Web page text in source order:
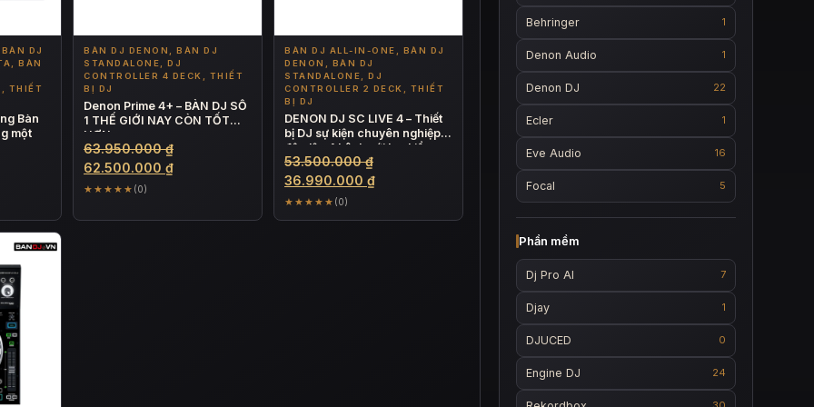
DJ
BÀN
THIẾT
Bàn
một
₫.
₫.
BÀN DJ DENON, BÀN DJ
STANDALONE, DJ
CONTROLLER 4 DECK, THIẾT
BỊ DJ
Denon Prime 4+ – BÀN DJ SỐ
1 THẾ GIỚI NAY CÒN TỐT
HƠN
63.950.000₫Giá
gốc
62.500.000 ₫Giá
là:
★★★★★ (0)
BÀN DJ ALL-IN-ONE, BÀN DJ
DENON, BÀN DJ
STANDALONE, DJ
CONTROLLER 2 DECK, THIẾT
BỊ DJ
DENON DJ SC LIVE 4 – Thiết
bị DJ sự kiện chuyên nghiệp
độc lập 4 kênh với loa kiểm
âm
53.500.000₫Giá
gốc
53.500.000 ₫.
36.990.000 ₫Giá
tại
★★★★★ (0)
Behringer 1
Denon Audio 1
Denon DJ 22
Ecler 1
Eve Audio 16
Focal 5
Phần mềm
Dj Pro AI 7
Djay 1
DJUCED 0
Engine DJ 24